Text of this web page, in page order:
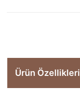
Ürün Özellikleri